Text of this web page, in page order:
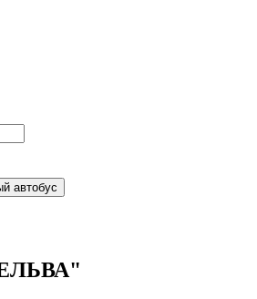
автобус